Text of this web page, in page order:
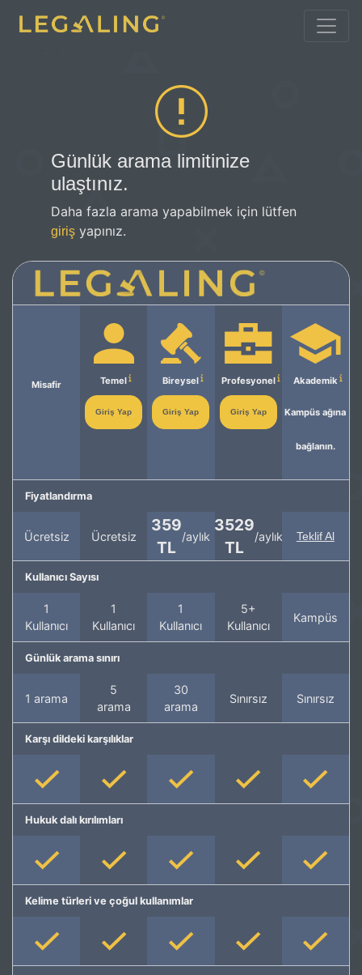
Günlük arama limitinize
ulaştınız.
Daha fazla arama yapabilmek için lütfen
giriş yapınız.
Misafir Temel
Giriş Yap
Bireysel
Giriş Yap
Profesyonel
Giriş Yap
Akademik
Kampüs ağına
bağlanın.
Fiyatlandırma
Ücretsiz Ücretsiz
359
TL
/aylık
3529
TL
/aylık Teklif Al
Kullanıcı Sayısı
1
Kullanıcı
1
Kullanıcı
1
Kullanıcı
5+
Kullanıcı
Kampüs
Günlük arama sınırı
1 arama
5
arama
30
arama
Sınırsız Sınırsız
Karşı dildeki karşılıklar
Hukuk dalı kırılımları
Kelime türleri ve çoğul kullanımlar